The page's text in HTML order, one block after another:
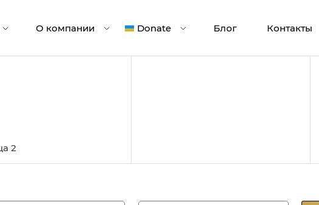
О компании Donate Блог Контакты
2